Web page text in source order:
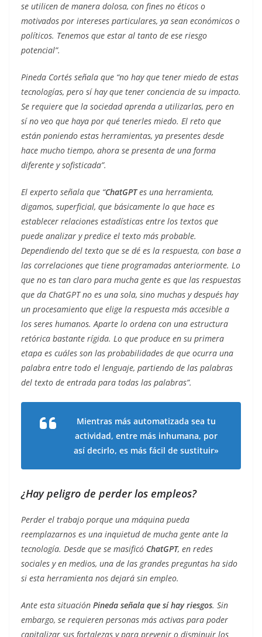
se utilicen de manera dolosa, con fines no éticos o
motivados por intereses particulares, ya sean económicos o
políticos. Tenemos que estar al tanto de ese riesgo
potencial”.
Pineda Cortés señala que “no hay que tener miedo de estas
tecnologías, pero sí hay que tener conciencia de su impacto.
Se requiere que la sociedad aprenda a utilizarlas, pero en
sí no veo que haya por qué tenerles miedo. El reto que
están poniendo estas herramientas, ya presentes desde
hace mucho tiempo, ahora se presenta de una forma
diferente y sofisticada”.
El experto señala que “ChatGPTes una herramienta,
digamos, superficial, que básicamente lo que hace es
establecer relaciones estadísticas entre los textos que
puede analizar y predice el texto más probable.
Dependiendo del texto que se dé es la respuesta, con base a
las correlaciones que tiene programadas anteriormente. Lo
que no es tan claro para mucha gente es que las respuestas
que da ChatGPT no es una sola, sino muchas y después hay
un procesamiento que elige la respuesta más accesible a
los seres humanos. Aparte lo ordena con una estructura
retórica bastante rígida. Lo que produce en su primera
etapa es cuáles son las probabilidades de que ocurra una
palabra entre todo el lenguaje, partiendo de las palabras
del texto de entrada para todas las palabras”.
Mientras más automatizada sea tu
actividad, entre más inhumana, por
así decirlo, es más fácil de sustituir»
¿Hay peligro de perder los empleos?
Perder el trabajo porque una máquina pueda
reemplazarnos es una inquietud de mucha gente ante la
tecnología. Desde que se masificó ChatGPT, en redes
sociales y en medios, una de las grandes preguntas ha sido
si esta herramienta nos dejará sin empleo.
Ante esta situación Pineda señala que sí hay riesgos. Sin
embargo, se requieren personas más activas para poder
capitalizar sus fortalezas y para prevenir o disminuir los